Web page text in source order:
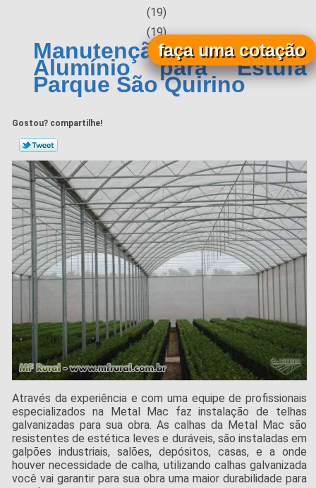
(19)
(19)
Manutenção de Calha de
Alumínio para Estufa
Parque São Quirino
Gostou? compartilhe!
Através da experiência e com uma equipe de profissionais
especializados na Metal Mac faz instalação de telhas
galvanizadas para sua obra. As calhas da Metal Mac são
resistentes de estética leves e duráveis, são instaladas em
galpões industriais, salões, depósitos, casas, e a onde
houver necessidade de calha, utilizando calhas galvanizada
você vai garantir para sua obra uma maior durabilidade para
faça uma cotação